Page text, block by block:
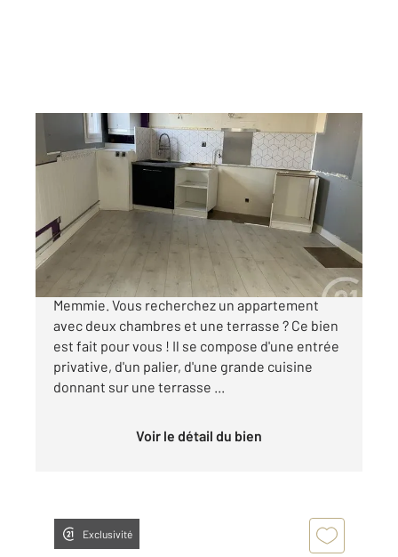
CHALONS EN CHAMPAGNE 51
80,02 m2, 4 pièces
Appartement à vendre
173 000 €
Châlons-en-Champagne, à l'entrée de Saint-
Memmie. Vous recherchez un appartement
avec deux chambres et une terrasse ? Ce bien
est fait pour vous ! Il se compose d'une entrée
privative, d'un palier, d'une grande cuisine
donnant sur une terrasse ...
Voir le détail du bien
Exclusivité